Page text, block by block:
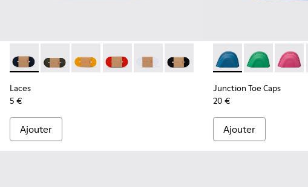
Laces - KL00002-005 - Lacets bleu foncé
Laces - KL00002-006
Laces - KL00002-004
Laces - KL00002-003
Laces - KL00002-002
Laces - KL00002-001
Laces
5 €
Ajouter
Junction Toe Caps -
Junction Toe
Junction Toe Caps
20 €
Ajouter